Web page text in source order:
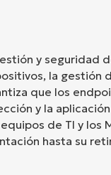
y seguridad
la gestión
que los
y la
de TI y los
hasta su